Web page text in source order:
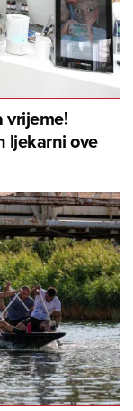
vrijeme!
ljekarni ove